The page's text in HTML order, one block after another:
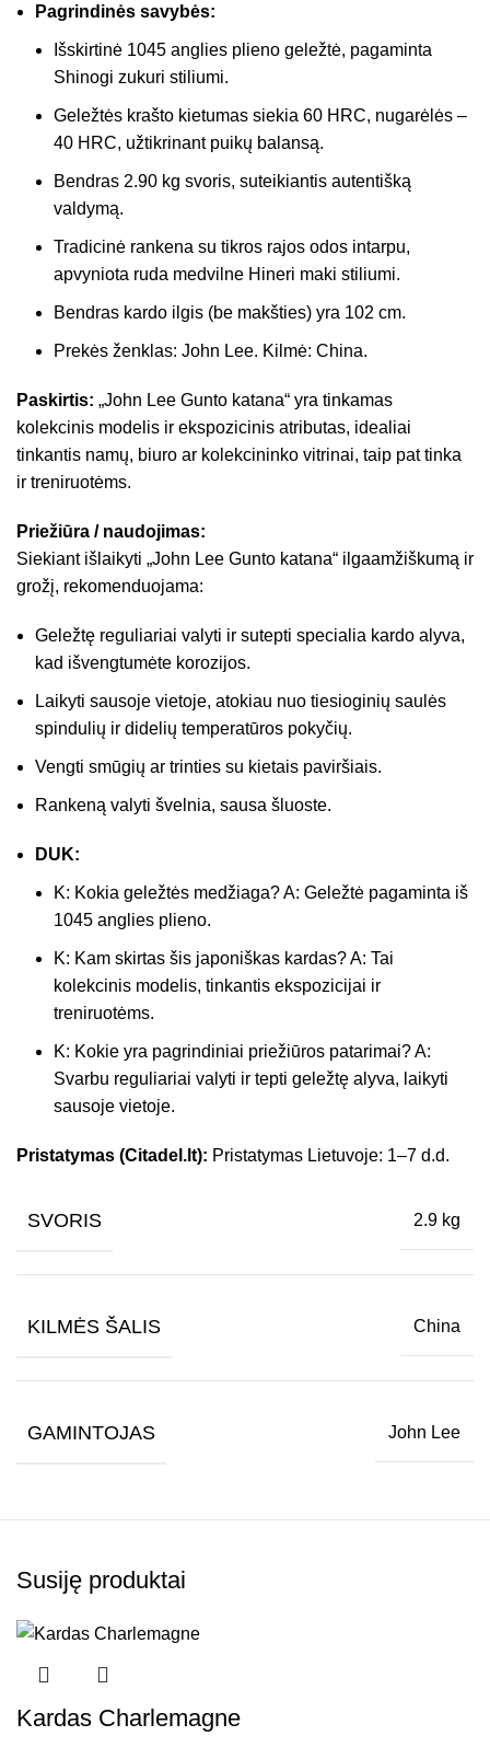
Pagrindinės savybės:
Išskirtinė 1045 anglies plieno geležtė, pagaminta
Shinogi zukuri stiliumi.
Geležtės krašto kietumas siekia 60 HRC, nugarėlės –
40 HRC, užtikrinant puikų balansą.
Bendras 2.90 kg svoris, suteikiantis autentišką
valdymą.
Tradicinė rankena su tikros rajos odos intarpu,
apvyniota ruda medvilne Hineri maki stiliumi.
Bendras kardo ilgis (be makšties) yra 102 cm.
Prekės ženklas: John Lee. Kilmė: China.
Paskirtis: „John Lee Gunto katana“ yra tinkamas
kolekcinis modelis ir ekspozicinis atributas, idealiai
tinkantis namų, biuro ar kolekcininko vitrinai, taip pat tinka
ir treniruotėms.
Priežiūra / naudojimas:
Siekiant išlaikyti „John Lee Gunto katana“ ilgaamžiškumą ir
grožį, rekomenduojama:
Geležtę reguliariai valyti ir sutepti specialia kardo alyva,
kad išvengtumėte korozijos.
Laikyti sausoje vietoje, atokiau nuo tiesioginių saulės
spindulių ir didelių temperatūros pokyčių.
Vengti smūgių ar trinties su kietais paviršiais.
Rankeną valyti švelnia, sausa šluoste.
DUK:
K: Kokia geležtės medžiaga? A: Geležtė pagaminta iš
1045 anglies plieno.
K: Kam skirtas šis japoniškas kardas? A: Tai
kolekcinis modelis, tinkantis ekspozicijai ir
treniruotėms.
K: Kokie yra pagrindiniai priežiūros patarimai? A:
Svarbu reguliariai valyti ir tepti geležtę alyva, laikyti
sausoje vietoje.
Pristatymas (Citadel.lt): Pristatymas Lietuvoje: 1–7 d.d.
SVORIS 2.9 kg
KILMĖS ŠALIS China
GAMINTOJAS John Lee
Susiję produktai
Kardas Charlemagne